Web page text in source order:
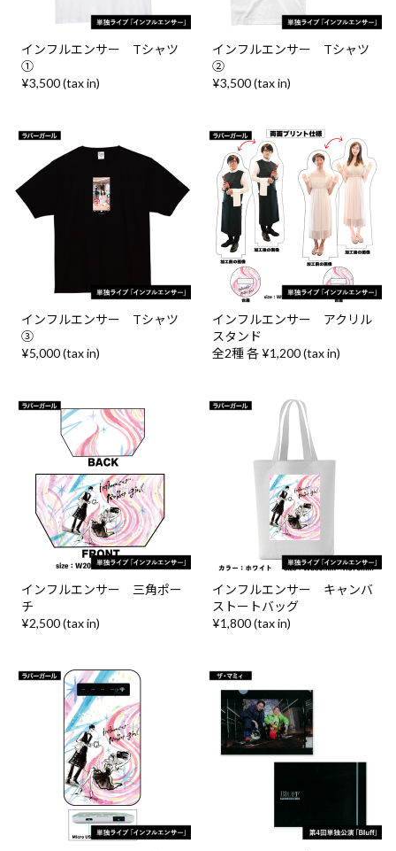
インフルエンサー Tシャツ
①
¥3,500 (tax in)
インフルエンサー Tシャツ
②
¥3,500 (tax in)
インフルエンサー Tシャツ
③
¥5,000 (tax in)
インフルエンサー アクリル
スタンド
全2種 各 ¥1,200 (tax in)
インフルエンサー 三角ポー
チ
¥2,500 (tax in)
インフルエンサー キャンバ
ストートバッグ
¥1,800 (tax in)